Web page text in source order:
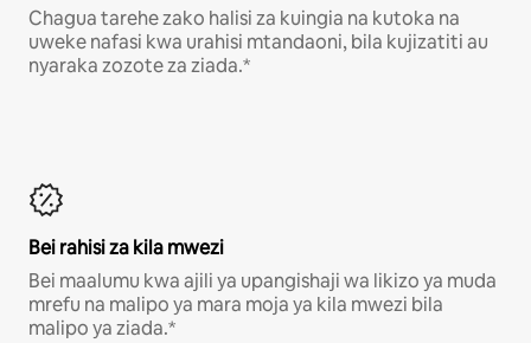
Chagua tarehe zako halisi za kuingia na kutoka na
uweke nafasi kwa urahisi mtandaoni, bila kujizatiti au
nyaraka zozote za ziada.*
Bei rahisi za kila mwezi
Bei maalumu kwa ajili ya upangishaji wa likizo ya muda
mrefu na malipo ya mara moja ya kila mwezi bila
malipo ya ziada.*